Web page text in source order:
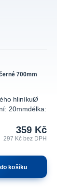
700mm
hliníkuØ
20mmdélka:
359 Kč
297 Kčbez DPH
košíku